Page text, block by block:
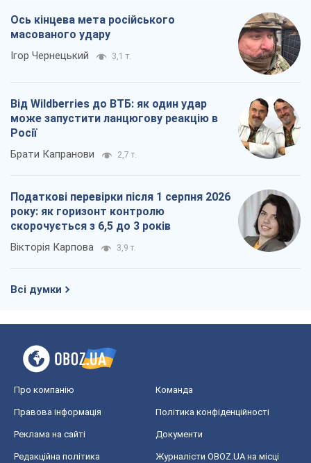
Ось кінцева мета російського
масованого удару
Ігор Чернецький 3,1 т.
Від Wildberries до ВТБ: як один удар
може запустити ланцюгову реакцію в
Росії
Брати Капранови 2,7 т.
Податкові перевірки після 1 серпня 2026
року: як горизонт контролю
скорочується з 6,5 до 3 років
Вікторія Карпова 3,9 т.
Всі думки
Про компанію Команда
Правова інформація Політика конфіденційності
Реклама на сайті Документи
Редакційна політика
Журналісти OBOZ.UA на місці